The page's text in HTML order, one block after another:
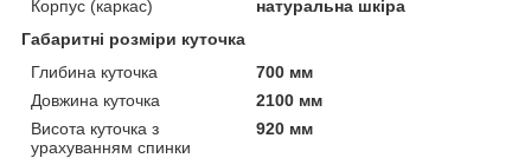
Корпус (каркас)
натуральна шкіра
Габаритні розміри куточка
Глибина куточка
700 мм
Довжина куточка
2100 мм
Висота куточка з
урахуванням спинки
920 мм